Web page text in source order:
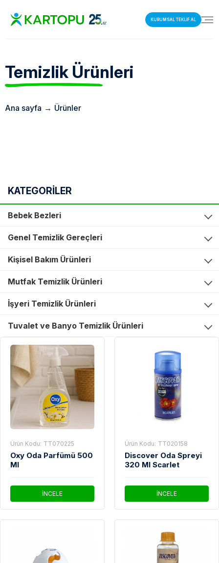
KURUMSAL TEKLİF AL
Temizlik Ürünleri
Ana sayfa → Ürünler
KATEGORİLER
Bebek Bezleri
Genel Temizlik Gereçleri
Kişisel Bakım Ürünleri
Mutfak Temizlik Ürünleri
İşyeri Temizlik Ürünleri
Tuvalet ve Banyo Temizlik Ürünleri
Ürün Kodu: TT070225
Oxy Oda Parfümü 500
Ml
İNCELE
Ürün Kodu: TT020158
Discover Oda Spreyi
320 Ml Scarlet
İNCELE